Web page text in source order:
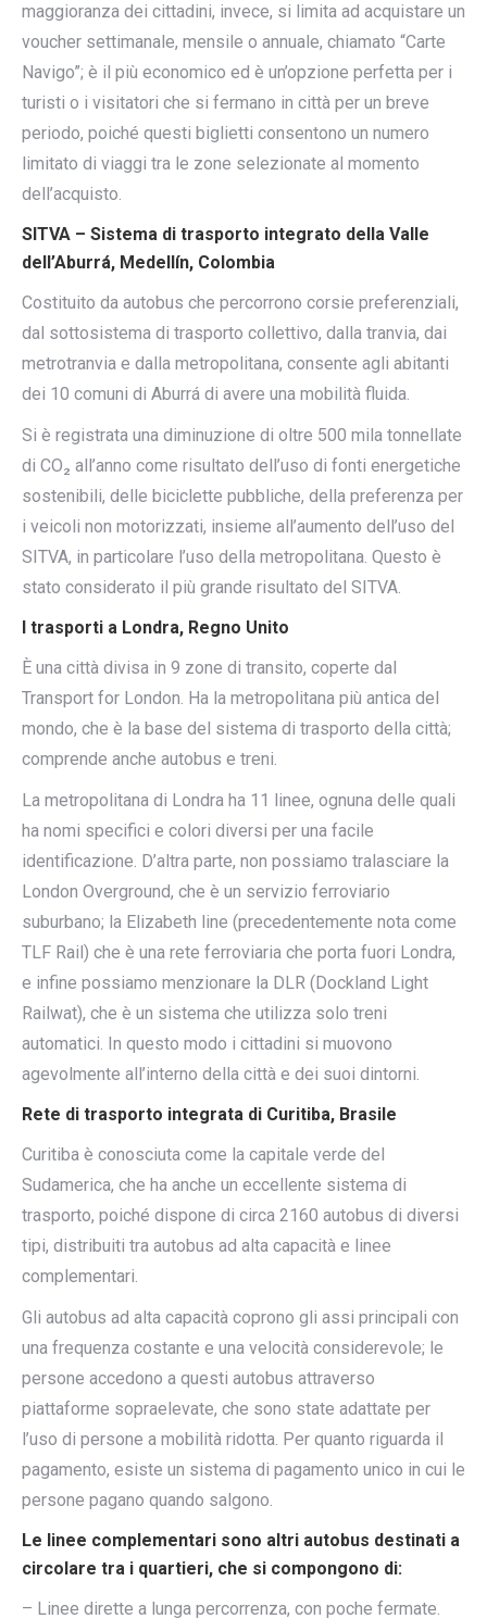
maggioranza dei cittadini, invece, si limita ad acquistare un
voucher settimanale, mensile o annuale, chiamato “Carte
Navigo”; è il più economico ed è un’opzione perfetta per i
turisti o i visitatori che si fermano in città per un breve
periodo, poiché questi biglietti consentono un numero
limitato di viaggi tra le zone selezionate al momento
dell’acquisto.
SITVA – Sistema di trasporto integrato della Valle
dell’Aburrá, Medellín, Colombia
Costituito da autobus che percorrono corsie preferenziali,
dal sottosistema di trasporto collettivo, dalla tranvia, dai
metrotranvia e dalla metropolitana, consente agli abitanti
dei 10 comuni di Aburrá di avere una mobilità fluida.
Si è registrata una diminuzione di oltre 500 mila tonnellate
di CO₂ all’anno come risultato dell’uso di fonti energetiche
sostenibili, delle biciclette pubbliche, della preferenza per
i veicoli non motorizzati, insieme all’aumento dell’uso del
SITVA, in particolare l’uso della metropolitana. Questo è
stato considerato il più grande risultato del SITVA.
I trasporti a Londra, Regno Unito
È una città divisa in 9 zone di transito, coperte dal
Transport for London. Ha la metropolitana più antica del
mondo, che è la base del sistema di trasporto della città;
comprende anche autobus e treni.
La metropolitana di Londra ha 11 linee, ognuna delle quali
ha nomi specifici e colori diversi per una facile
identificazione. D’altra parte, non possiamo tralasciare la
London Overground, che è un servizio ferroviario
suburbano; la Elizabeth line (precedentemente nota come
TLF Rail) che è una rete ferroviaria che porta fuori Londra,
e infine possiamo menzionare la DLR (Dockland Light
Railwat), che è un sistema che utilizza solo treni
automatici. In questo modo i cittadini si muovono
agevolmente all’interno della città e dei suoi dintorni.
Rete di trasporto integrata di Curitiba, Brasile
Curitiba è conosciuta come la capitale verde del
Sudamerica, che ha anche un eccellente sistema di
trasporto, poiché dispone di circa 2160 autobus di diversi
tipi, distribuiti tra autobus ad alta capacità e linee
complementari.
Gli autobus ad alta capacità coprono gli assi principali con
una frequenza costante e una velocità considerevole; le
persone accedono a questi autobus attraverso
piattaforme sopraelevate, che sono state adattate per
l’uso di persone a mobilità ridotta. Per quanto riguarda il
pagamento, esiste un sistema di pagamento unico in cui le
persone pagano quando salgono.
Le linee complementari sono altri autobus destinati a
circolare tra i quartieri, che si compongono di:
– Linee dirette a lunga percorrenza, con poche fermate.